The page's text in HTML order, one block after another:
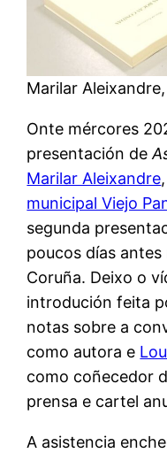
Marilar
Onte mércores
presentación de
Marilar Aleixandre
municipal Viejo
segunda
poucos días
Coruña. Deixo o
introdución feita
notas sobre a
como autora e
como coñecedor
prensa e cartel
A asistencia